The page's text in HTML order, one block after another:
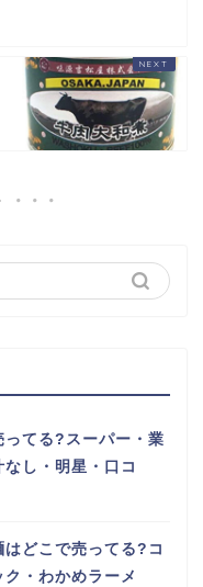
てる?スーパー・業
し・明星・口コ
どこで売ってる?コ
・わかめラーメ